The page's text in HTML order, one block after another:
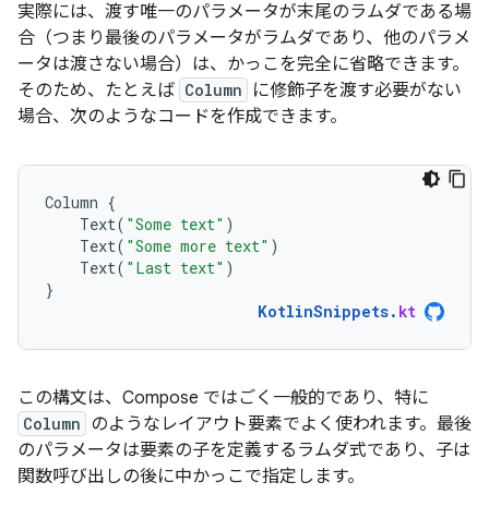
実際には、渡す唯一のパラメータが末尾のラムダである場
合（つまり最後のパラメータがラムダであり、他のパラメ
ータは渡さない場合）は、かっこを完全に省略できます。
そのため、たとえば Column
に修飾子を渡す必要がない
場合、次のようなコードを作成できます。
Column {
Text( "Some text" )
Text( "Some more text" )
Text( "Last text" )
}
KotlinSnippets. kt
この構文は、Compose ではごく一般的であり、特に
Column のようなレイアウト要素でよく使われます。最後
のパラメータは要素の子を定義するラムダ式であり、子は
関数呼び出しの後に中かっこで指定します。